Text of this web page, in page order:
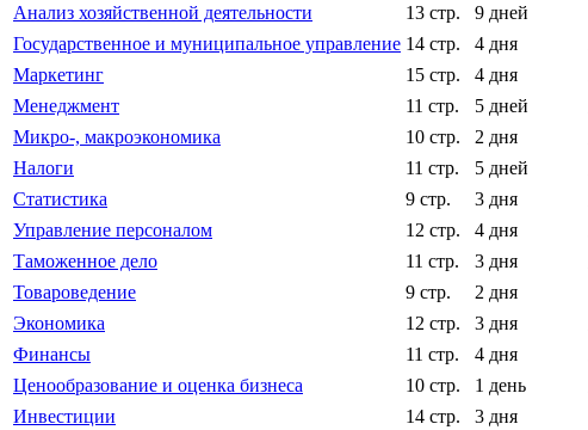
Анализ хозяйственной деятельности
13 стр. 9 дней
Государственное и муниципальное управление 14 стр. 4 дня
Маркетинг
15 стр. 4 дня
Менеджмент
11 стр. 5 дней
Микро-, макроэкономика
10 стр. 2 дня
Налоги
11 стр. 5 дней
Статистика
9 стр. 3 дня
Управление персоналом
12 стр. 4 дня
Таможенное дело
11 стр. 3 дня
Товароведение
9 стр. 2 дня
Экономика
12 стр. 3 дня
Финансы
11 стр. 4 дня
Ценообразование и оценка бизнеса
10 стр. 1 день
Инвестиции
14 стр. 3 дня